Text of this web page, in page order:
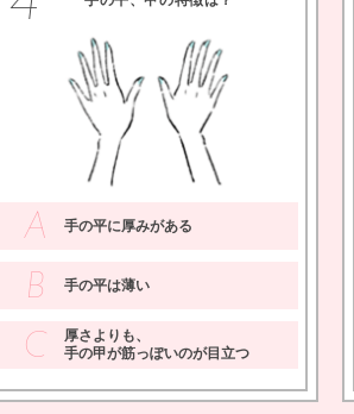
A 手の平に厚みがある
B 手の平は薄い
C
厚さよりも、
手の甲が筋っぽいのが目立つ